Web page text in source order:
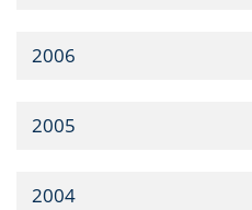
2006
2005
2004